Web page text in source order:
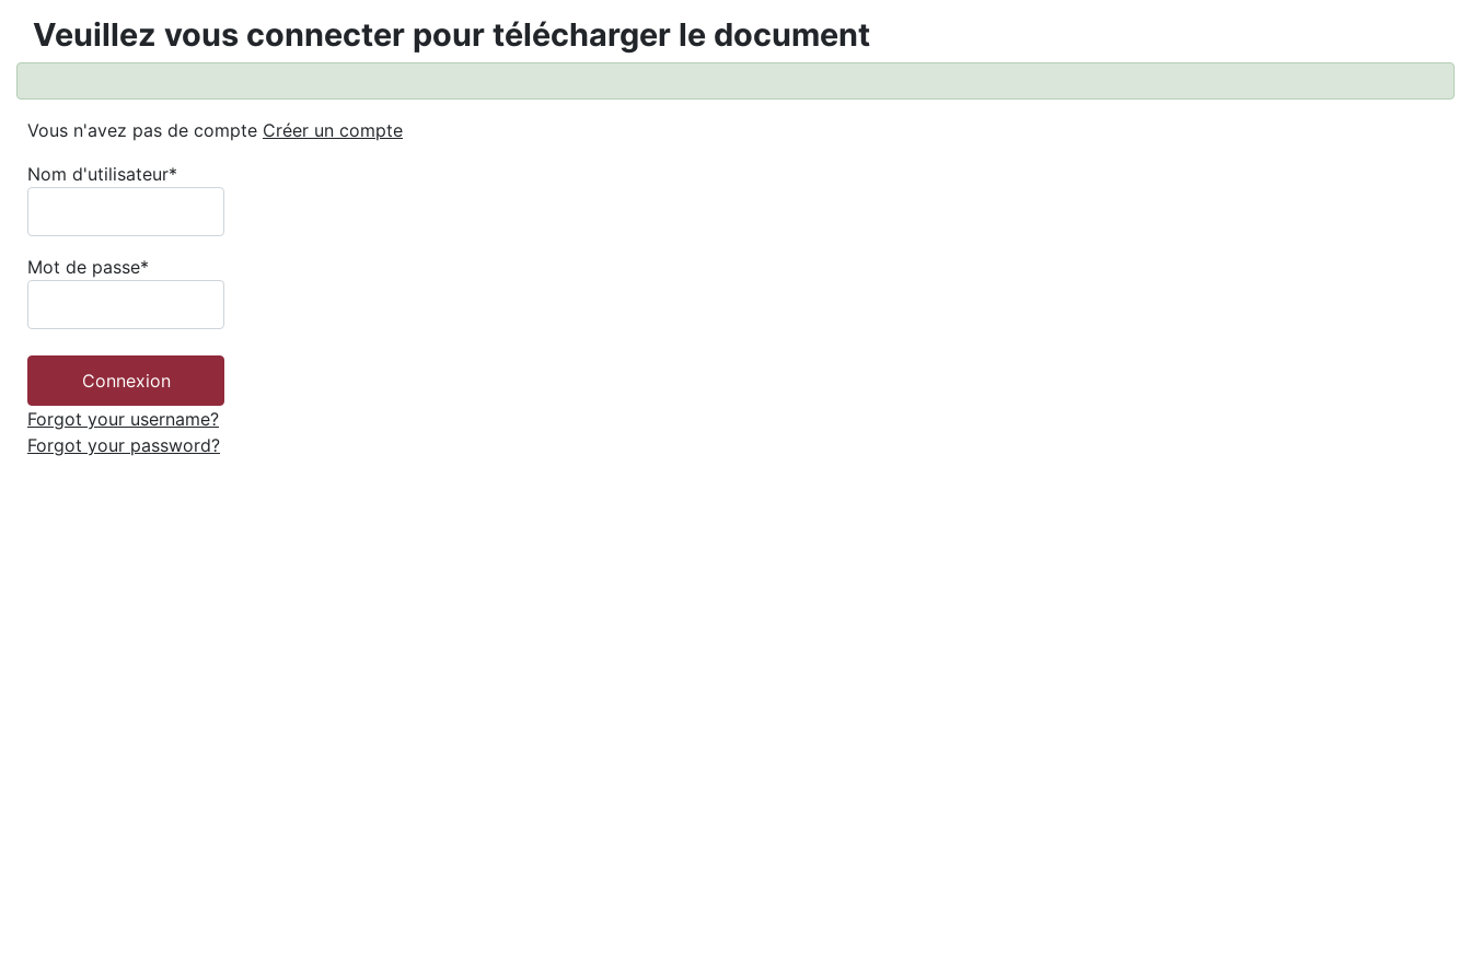
Veuillez vous connecter pour télécharger le document
Vous n'avez pas de compte Créer un compte
Nom d'utilisateur*
Mot de passe*
Forgot your username?
Forgot your password?